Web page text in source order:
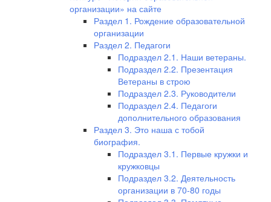
организации» на сайте
Раздел 1. Рождение образовательной
организации
Раздел 2. Педагоги
Подраздел 2.1. Наши ветераны.
Подраздел 2.2. Презентация
Ветераны в строю
Подраздел 2.3. Руководители
Подраздел 2.4. Педагоги
дополнительного образования
Раздел 3. Это наша с тобой
биография.
Подраздел 3.1. Первые кружки и
кружковцы
Подраздел 3.2. Деятельность
организации в 70-80 годы